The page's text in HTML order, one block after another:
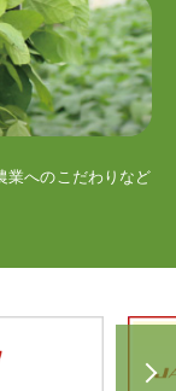
業へのこだわりなど